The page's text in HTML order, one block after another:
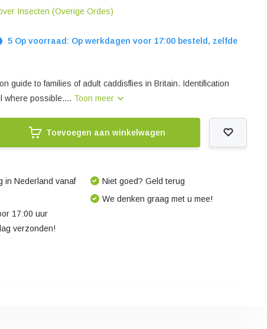
Insecten (Overige Ordes)
5 Op voorraad: Op werkdagen voor 17:00 besteld, zelfde
guide to families of adult caddisflies in Britain. Identification
where possible.... Toon meer
Toevoegen aan winkelwagen
in Nederland vanaf
17:00 uur
verzonden!
Niet goed? Geld terug
We denken graag met u mee!